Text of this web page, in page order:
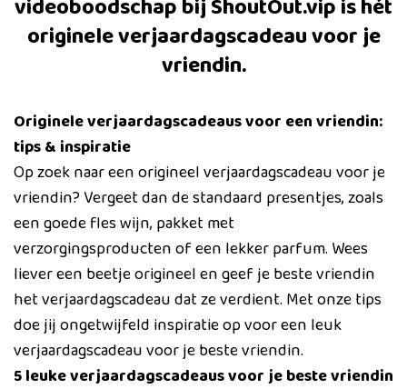
videoboodschap bij ShoutOut.vip is hét
originele verjaardagscadeau voor je
vriendin.
Originele verjaardagscadeaus voor een vriendin:
tips & inspiratie
Op zoek naar een origineel verjaardagscadeau voor je
vriendin? Vergeet dan de standaard presentjes, zoals
een goede fles wijn, pakket met
verzorgingsproducten of een lekker parfum. Wees
liever een beetje origineel en geef je beste vriendin
het verjaardagscadeau dat ze verdient. Met onze tips
doe jij ongetwijfeld inspiratie op voor een leuk
verjaardagscadeau voor je beste vriendin.
5 leuke verjaardagscadeaus voor je beste vriendin